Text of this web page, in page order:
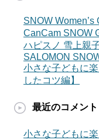
SNOW Women’s
CanCam SNOW
ハピスノ 雪上親
SALOMON
小さな子どもに
したコツ編】
最近のコメント
小さな子どもに